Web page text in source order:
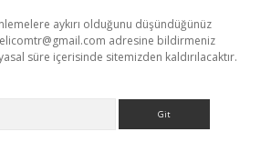
aykırı olduğunu düşündüğünüz
adresine bildirmeniz
süre içerisinde sitemizden kaldırılacaktır.